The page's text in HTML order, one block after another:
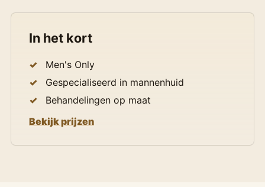
In het kort
Men's Only
Gespecialiseerd in mannenhuid
Behandelingen op maat
Bekijk prijzen